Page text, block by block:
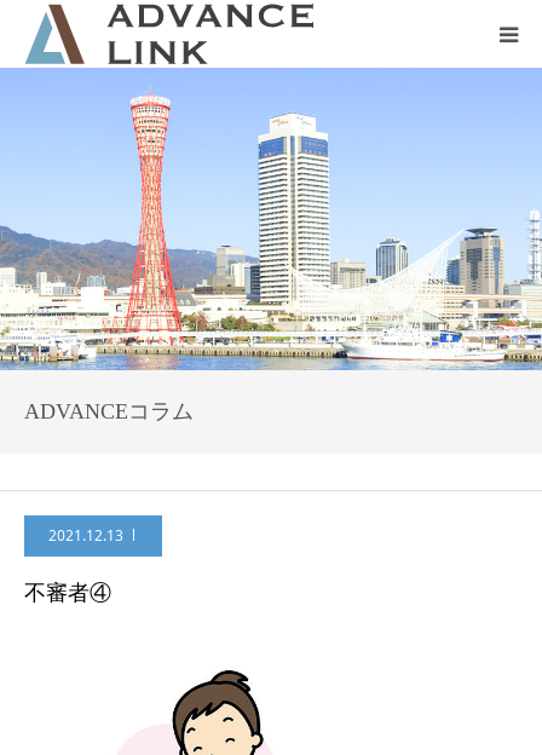
ADVANCEコラム
2021.12.13
不審者④
会社概要
ネット保険
事業保険